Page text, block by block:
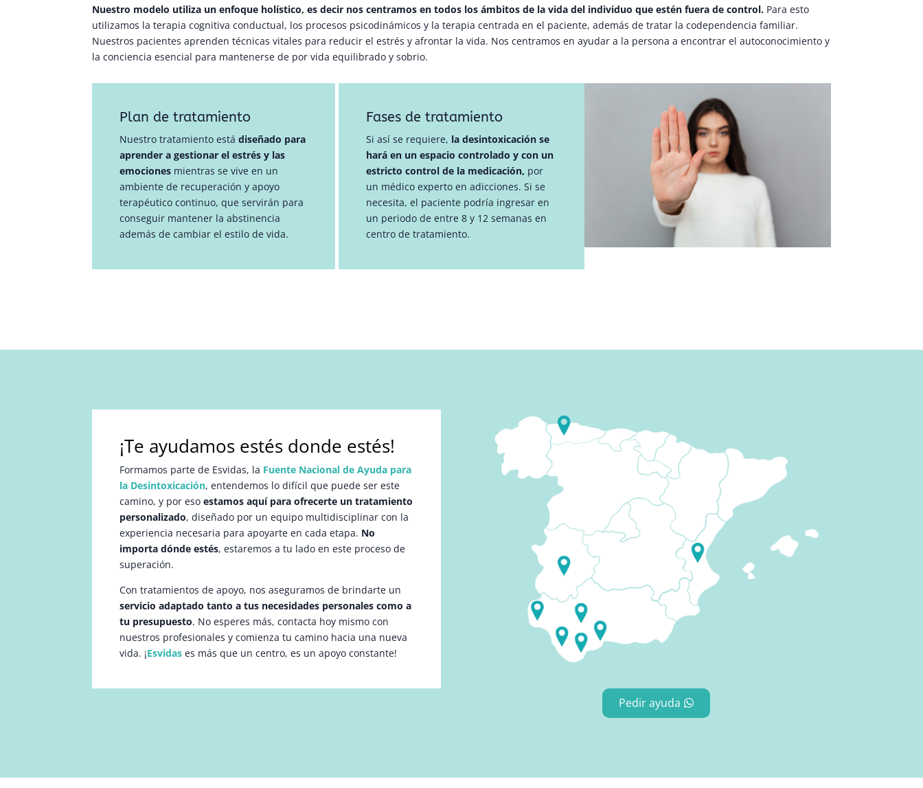
Nuestro modelo utiliza un enfoque holístico, es decir nos centramos en todos los ámbitos de la vida del individuo que estén fuera de control. Para esto
utilizamos la terapia cognitiva conductual, los procesos psicodinámicos y la terapia centrada en el paciente, además de tratar la codependencia familiar.
Nuestros pacientes aprenden técnicas vitales para reducir el estrés y afrontar la vida. Nos centramos en ayudar a la persona a encontrar el autoconocimiento y
la conciencia esencial para mantenerse de por vida equilibrado y sobrio.
Plan de tratamiento
Nuestro tratamiento está diseñado para
aprender a gestionar el estrés y las
emociones mientras se vive en un
ambiente de recuperación y apoyo
terapéutico continuo, que servirán para
conseguir mantener la abstinencia
además de cambiar el estilo de vida.
Fases de tratamiento
Si así se requiere, la desintoxicación se
hará en un espacio controlado y con un
estricto control de la medicación, por
un médico experto en adicciones. Si se
necesita, el paciente podría ingresar en
un periodo de entre 8 y 12 semanas en
centro de tratamiento.
¡Te ayudamos estés donde estés!
Formamos parte de Esvidas, la Fuente Nacional de Ayuda para
la Desintoxicación, entendemos lo difícil que puede ser este
camino, y por esoestamos aquí para ofrecerte un tratamiento
personalizado, diseñado por un equipo multidisciplinar con la
experiencia necesaria para apoyarte en cada etapa. No
importa dónde estés, estaremos a tu lado en este proceso de
superación.
Con tratamientos de apoyo, nos aseguramos de brindarte un
servicio adaptado tanto a tus necesidades personales como a
tu presupuesto. No esperes más, contacta hoy mismo con
nuestros profesionales y comienza tu camino hacia una nueva
vida. ¡Esvidas es más que un centro, es un apoyo constante!
Pedir ayuda